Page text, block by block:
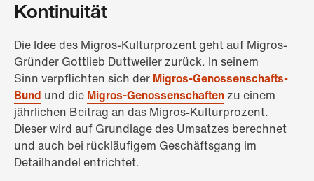
Kontinuität
Die Idee des Migros-Kulturprozent geht auf Migros-
Gründer Gottlieb Duttweiler zurück. In seinem
Sinn verpflichten sich der Migros-Genossenschafts-
Bund und die Migros-Genossenschaftenzu einem
jährlichen Beitrag an das Migros-Kulturprozent.
Dieser wird auf Grundlage des Umsatzes berechnet
und auch bei rückläufigem Geschäftsgang im
Detailhandel entrichtet.